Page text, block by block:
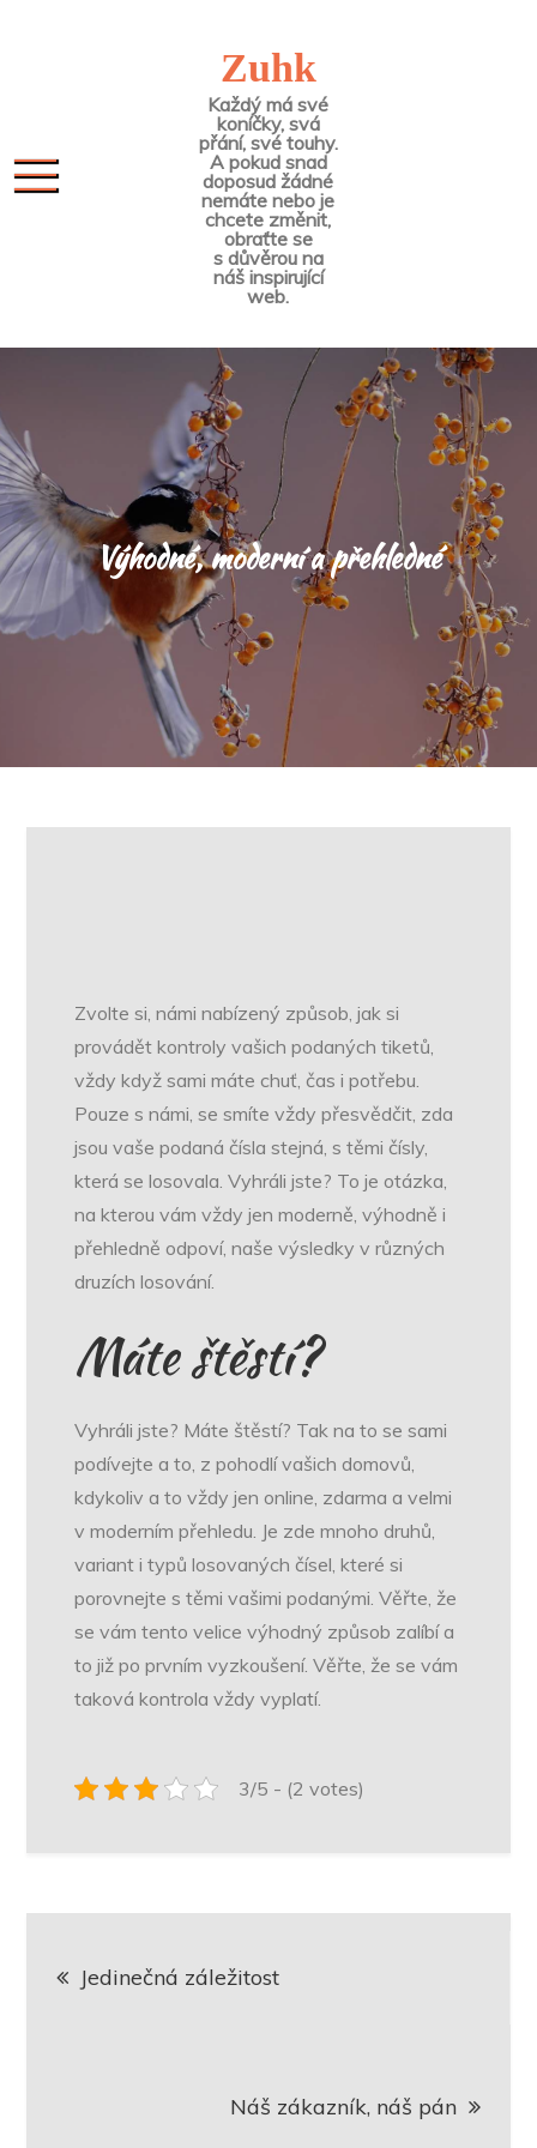
Zuhk
Každý má své
koníčky, svá
přání, své touhy.
A pokud snad
doposud žádné
nemáte nebo je
chcete změnit,
obraťte se
s důvěrou na
náš inspirující
web.
Výhodné, moderní a přehledné
Zvolte si, námi nabízený způsob, jak si
provádět kontroly vašich podaných tiketů,
vždy když sami máte chuť, čas i potřebu.
Pouze s námi, se smíte vždy přesvědčit, zda
jsou vaše podaná čísla stejná, s těmi čísly,
která se losovala.Vyhráli jste? To je otázka,
na kterou vám vždy jen moderně, výhodně i
přehledně odpoví, naše výsledky v různých
druzích losování.
Máte štěstí?
Vyhráli jste? Máte štěstí? Tak na to se sami
podívejte a to, z pohodlí vašich domovů,
kdykoliv a to vždy jen online, zdarma a velmi
v moderním přehledu. Je zde mnoho druhů,
variant i typů losovaných čísel, které si
porovnejte s těmi vašimi podanými. Věřte, že
se vám tento velice výhodný způsob zalíbí a
to již po prvním vyzkoušení. Věřte, že se vám
taková kontrola vždy vyplatí.
3/5 - (2 votes)
proJedinečná záležitost
Náš zákazník, náš pán